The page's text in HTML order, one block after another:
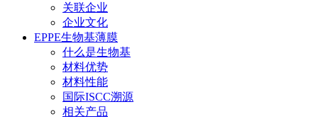
关联企业
企业文化
EPPE生物基薄膜
什么是生物基
材料优势
材料性能
国际ISCC溯源
相关产品